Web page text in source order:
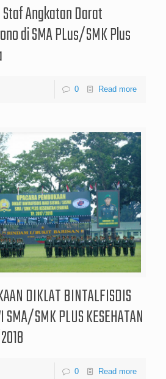
Angkatan Darat
di SMA PLus/SMK Plus
0 Read more
DIKLAT BINTALFISDIS
SMK PLUS KESEHATAN
0 Read more